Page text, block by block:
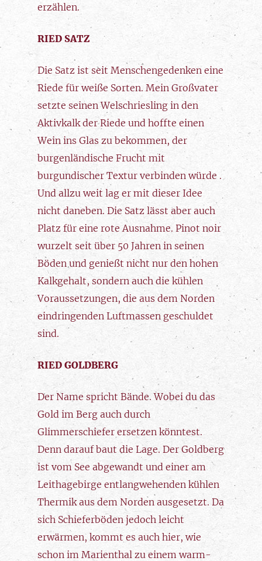
erzählen.
RIED SATZ
Die Satz ist seit Menschengedenken eine
Riede für weiße Sorten. Mein Großvater
setzte seinen Welschriesling in den
Aktivkalk der Riede und hoffte einen
Wein ins Glas zu bekommen, der
burgenländische Frucht mit
burgundischer Textur verbinden würde .
Und allzu weit lag er mit dieser Idee
nicht daneben. Die Satz lässt aber auch
Platz für eine rote Ausnahme. Pinot noir
wurzelt seit über 50 Jahren in seinen
Böden und genießt nicht nur den hohen
Kalkgehalt, sondern auch die kühlen
Voraussetzungen, die aus dem Norden
eindringenden Luftmassen geschuldet
sind.
RIED GOLDBERG
Der Name spricht Bände. Wobei du das
Gold im Berg auch durch
Glimmerschiefer ersetzen könntest.
Denn darauf baut die Lage. Der Goldberg
ist vom See abgewandt und einer am
Leithagebirge entlangwehenden kühlen
Thermik aus dem Norden ausgesetzt. Da
sich Schieferböden jedoch leicht
erwärmen, kommt es auch hier, wie
schon im Marienthal zu einem warm-